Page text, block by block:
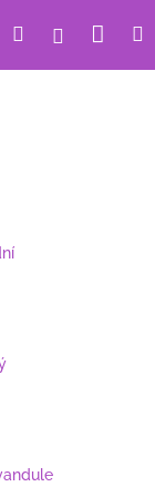
HledatPřihlášení